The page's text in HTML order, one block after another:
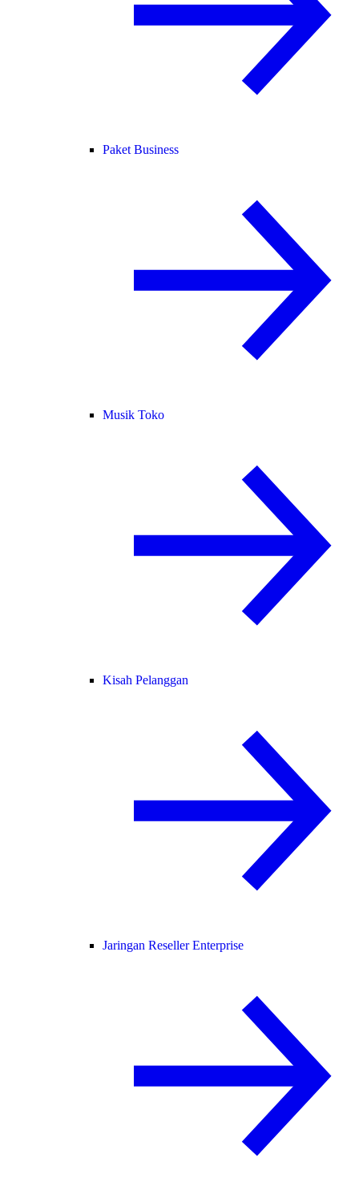
Paket Business
Musik Toko
Kisah Pelanggan
Jaringan Reseller Enterprise